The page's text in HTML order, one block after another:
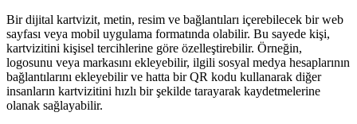
Bir dijital kartvizit, metin, resim ve bağlantıları içerebilecek bir web
sayfası veya mobil uygulama formatında olabilir. Bu sayede kişi,
kartvizitini kişisel tercihlerine göre özelleştirebilir. Örneğin,
logosunu veya markasını ekleyebilir, ilgili sosyal medya hesaplarının
bağlantılarını ekleyebilir ve hatta bir QR kodu kullanarak diğer
insanların kartvizitini hızlı bir şekilde tarayarak kaydetmelerine
olanak sağlayabilir.